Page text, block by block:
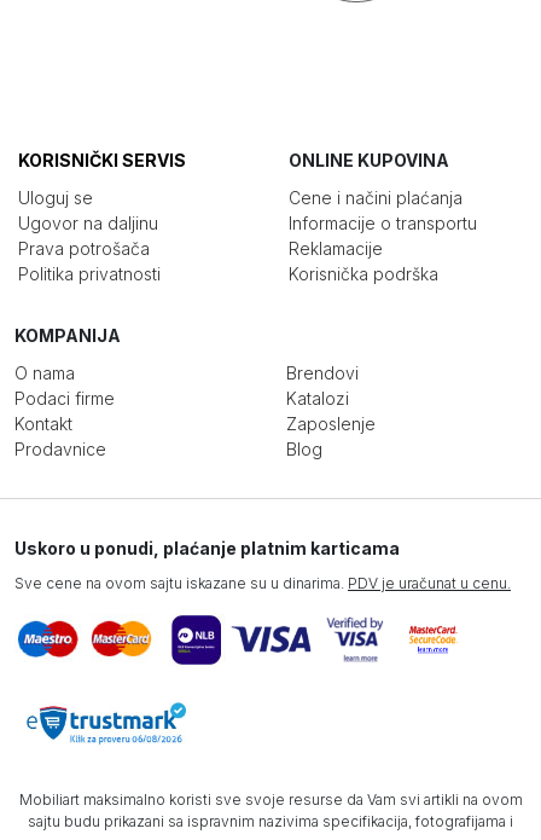
KORISNIČKI SERVIS
Uloguj se
Ugovor na daljinu
Prava potrošača
Politika privatnosti
ONLINE KUPOVINA
Cene i načini plaćanja
Informacije o transportu
Reklamacije
Korisnička podrška
KOMPANIJA
O nama
Podaci firme
Kontakt
Prodavnice
Brendovi
Katalozi
Zaposlenje
Blog
Uskoro u ponudi, plaćanje platnim karticama
Sve cene na ovom sajtu iskazane su u dinarima. PDV je uračunat u cenu.
Mobiliart maksimalno koristi sve svoje resurse da Vam svi artikli na ovom
sajtu budu prikazani sa ispravnim nazivima specifikacija, fotografijama i